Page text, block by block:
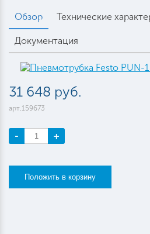
Обзор Технические
Документация
31 648 руб.
арт.159673
- +